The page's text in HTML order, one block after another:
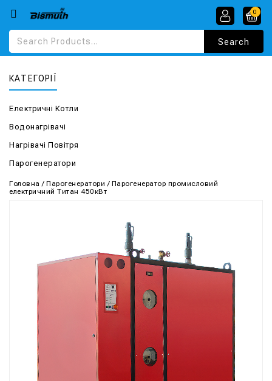
0
КАТЕГОРІЇ
Електричні Котли
Водонагрівачі
Нагрівачі Повітря
Парогенератори
Головна / Парогенератори / Парогенератор промисловий
електричний Титан 450кВт